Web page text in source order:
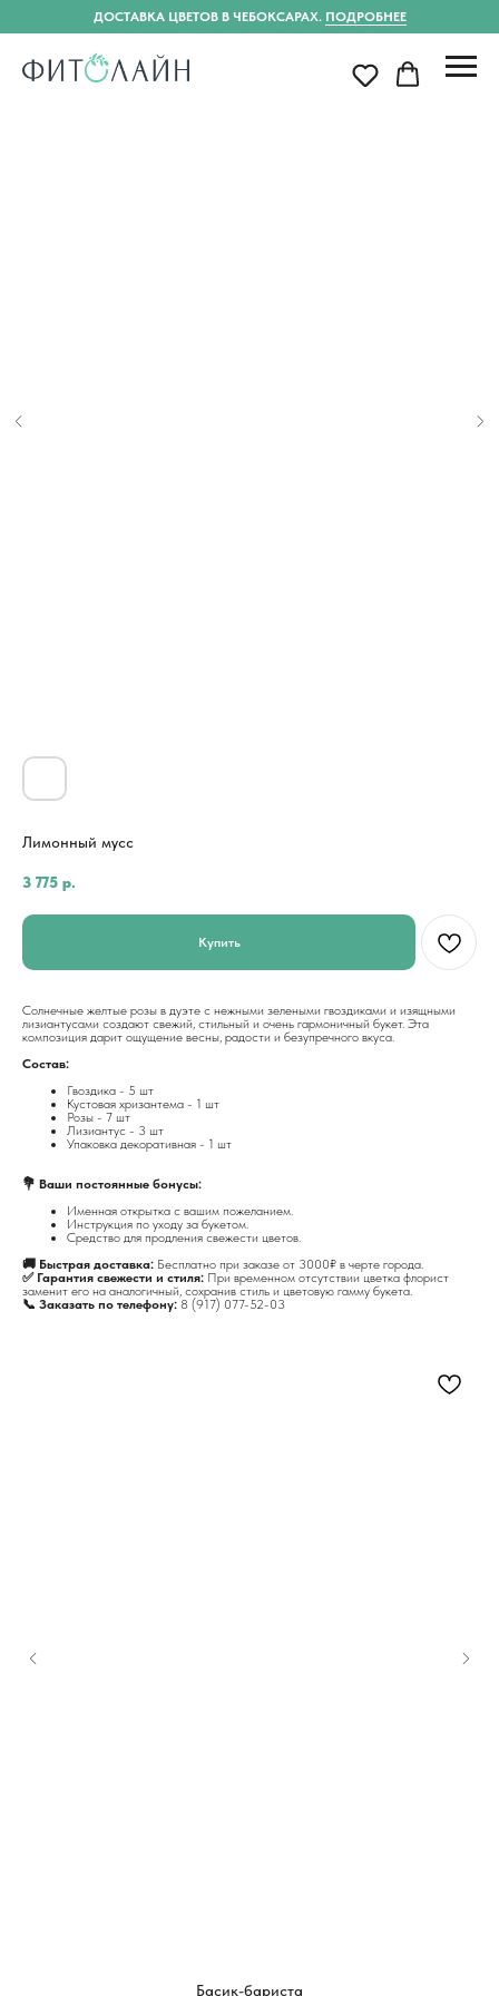
ДОСТАВКА ЦВЕТОВ В ЧЕБОКСАРАХ. ПОДРОБНЕЕ
Лимонный мусс
3 775 р.
Купить
Солнечные желтые розы в дуэте с нежными зелеными гвоздиками и изящными
лизиантусами создают свежий, стильный и очень гармоничный букет. Эта
композиция дарит ощущение весны, радости и безупречного вкуса.
Состав:
Гвоздика - 5 шт
Кустовая хризантема - 1 шт
Розы - 7 шт
Лизиантус - 3 шт
Упаковка декоративная - 1 шт
💐 Ваши постоянные бонусы:
Именная открытка с вашим пожеланием.
Инструкция по уходу за букетом.
Средство для продления свежести цветов.
🚚 Быстрая доставка: Бесплатно при заказе от 3000₽ в черте города.
✅ Гарантия свежести и стиля: При временном отсутствии цветка флорист
заменит его на аналогичный, сохранив стиль и цветовую гамму букета.
📞 Заказать по телефону: 8 (917) 077-52-03
Басик-бариста